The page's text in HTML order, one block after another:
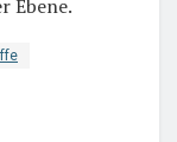
Ebene.